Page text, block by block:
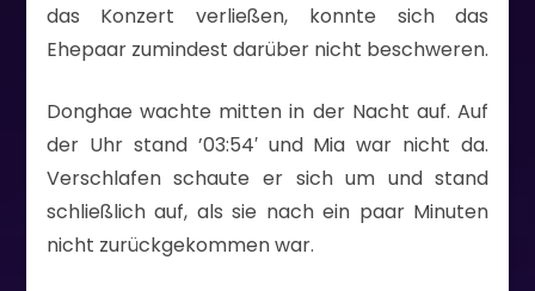
das Konzert verließen, konnte sich das
Ehepaar zumindest darüber nicht beschweren.
Donghae wachte mitten in der Nacht auf. Auf
der Uhr stand ’03:54′ und Mia war nicht da.
Verschlafen schaute er sich um und stand
schließlich auf, als sie nach ein paar Minuten
nicht zurückgekommen war.